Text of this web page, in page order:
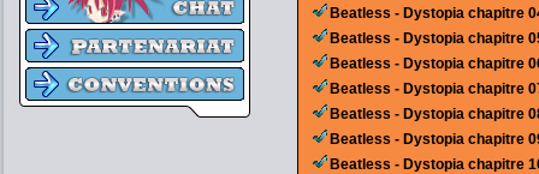
Beatless - Dystopia chapitre
Beatless - Dystopia chapitre
Beatless - Dystopia chapitre
Beatless - Dystopia chapitre
Beatless - Dystopia chapitre
Beatless - Dystopia chapitre
Beatless - Dystopia chapitre